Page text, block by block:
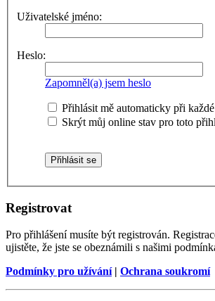
Uživatelské jméno:
Heslo:
Zapomněl(a) jsem heslo
Přihlásit mě automaticky při
Skrýt můj online stav pro toto
Registrovat
Pro přihlášení musíte být registrován.
ujistěte, že jste se obeznámili s našimi
Podmínky pro užívání| Ochrana soukromí